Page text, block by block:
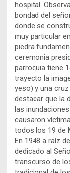
hospital.
bondad del
donde se
muy particular
piedra
ceremonia
parroquia tiene
trayecto la
yeso) y una
destacar que la
las
causaron
todos los 19 de
En 1948 a raíz
dedicado al
transcurso de